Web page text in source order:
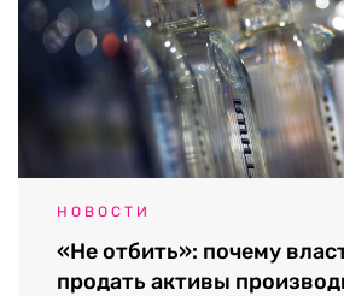
НОВОСТИ
«Не отбить»: почему
продать активы